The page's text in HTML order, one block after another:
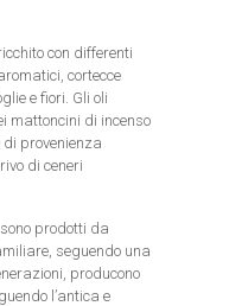
con differenti
cortecce
e fiori. Gli oli
mattoncini di incenso
di provenienza
di ceneri
prodotti da
seguendo una
producono
l’antica e